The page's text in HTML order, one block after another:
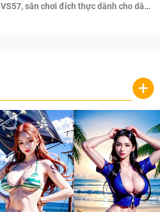
VS57, sân chơi đích thực dành cho dân
+